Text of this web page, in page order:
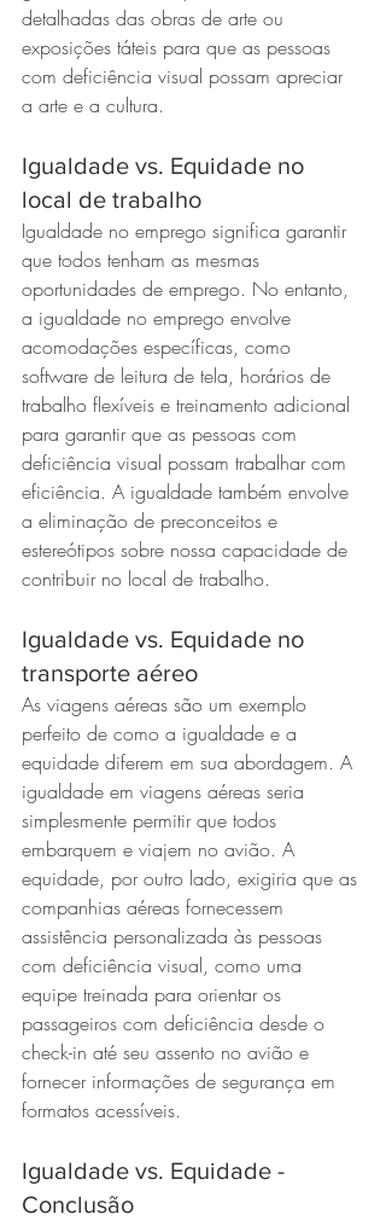
detalhadas das obras de arte ou
exposições táteis para que as pessoas
com deficiência visual possam apreciar
a arte e a cultura.
Igualdade vs. Equidade no
local de trabalho
Igualdade no emprego significa garantir
que todos tenham as mesmas
oportunidades de emprego. No entanto,
a igualdade no emprego envolve
acomodações específicas, como
software de leitura de tela, horários de
trabalho flexíveis e treinamento adicional
para garantir que as pessoas com
deficiência visual possam trabalhar com
eficiência. A igualdade também envolve
a eliminação de preconceitos e
estereótipos sobre nossa capacidade de
contribuir no local de trabalho.
Igualdade vs. Equidade no
transporte aéreo
As viagens aéreas são um exemplo
perfeito de como a igualdade e a
equidade diferem em sua abordagem. A
igualdade em viagens aéreas seria
simplesmente permitir que todos
embarquem e viajem no avião. A
equidade, por outro lado, exigiria que as
companhias aéreas fornecessem
assistência personalizada às pessoas
com deficiência visual, como uma
equipe treinada para orientar os
passageiros com deficiência desde o
check-in até seu assento no avião e
fornecer informações de segurança em
formatos acessíveis.
Igualdade vs. Equidade -
Conclusão